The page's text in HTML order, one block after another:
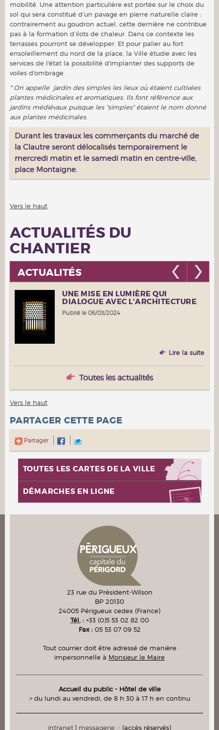
mobilité. Une attention particulière est portée sur le choix du
sol qui sera constitué d’un pavage en pierre naturelle claire :
contrairement au goudron actuel, cette dernière ne contribue
pas à la formation d’ilots de chaleur. Dans ce contexte les
terrasses pourront se développer. Et pour palier au fort
ensoleillement du nord de la place, la Ville étudie avec les
services de l'état la possibilité d'implanter des supports de
voiles d'ombrage.
* On appelle jardin des simples les lieux où étaient cultivées
plantes médicinales et aromatiques. Ils font référence aux
jardins médiévaux puisque les "simples" étaient le nom donné
aux plantes médicinales.
Durant les travaux les commerçants du marché de
la Clautre seront délocalisés temporairement le
mercredi matin et le samedi matin en centre-ville,
place Montaigne.
Vers le haut
ACTUALITÉS DU
CHANTIER
ACTUALITÉS
UNE MISE EN LUMIÈRE QUI
DIALOGUE AVEC L'ARCHITECTURE
Publié le 06/03/2024
Lire la suite
Toutes les actualités
Vers le haut
PARTAGER CETTE PAGE
Partager
TOUTES LES CARTES DE LA VILLE
DÉMARCHES EN LIGNE
23 rue du Président-Wilson
BP 20130
24005 Périgueux cedex (France)
Tél. : +33 (0)5 53 02 82 00
Fax : 05 53 07 09 52
Tout courrier doit être adressé de manière
impersonnelle à Monsieur le Maire
Accueil du public - Hôtel de ville
> du lundi au vendredi, de 8 h 30 à 17 h en continu
intranet| messagerie (accès réservés)